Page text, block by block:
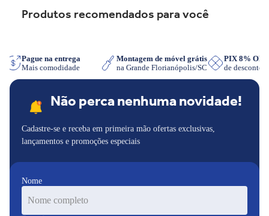
Produtos recomendados para você
Pague na entrega
Mais comodidade
Montagem de móvel grátis
na Grande Florianópolis/SC
PIX 8%
de desconto
Não perca nenhuma novidade!
Cadastre-se e receba em primeira mão ofertas exclusivas,
lançamentos e promoções especiais
Nome